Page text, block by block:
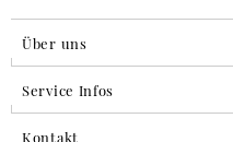
Über uns
Service Infos
Kontakt